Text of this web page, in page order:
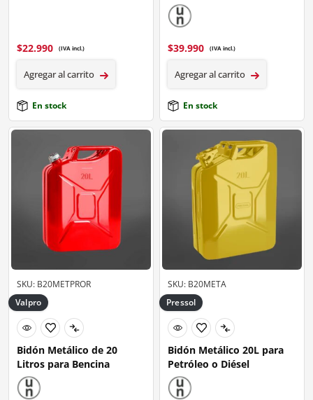
$22.990 (IVA incl.)
Agregar al carrito
En stock
$39.990 (IVA incl.)
Agregar al carrito
En stock
SKU: B20METPROR
Valpro
Bidón Metálico de 20
Litros para Bencina
SKU: B20META
Pressol
Bidón Metálico 20L para
Petróleo o Diésel